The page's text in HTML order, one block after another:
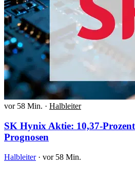
vor 58 Min. · Halbleiter
SK Hynix Aktie: 10,37-
Prognosen
Halbleiter · vor 58 Min.